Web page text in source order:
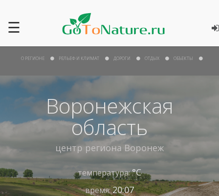
☰
Воронежская
область
центр региона Воронеж
температура:°С
время:20:07
О РЕГИОНЕ РЕЛЬЕФ И КЛИМАТ ДОРОГИ ОТДЫХ ОБЪЕКТЫ